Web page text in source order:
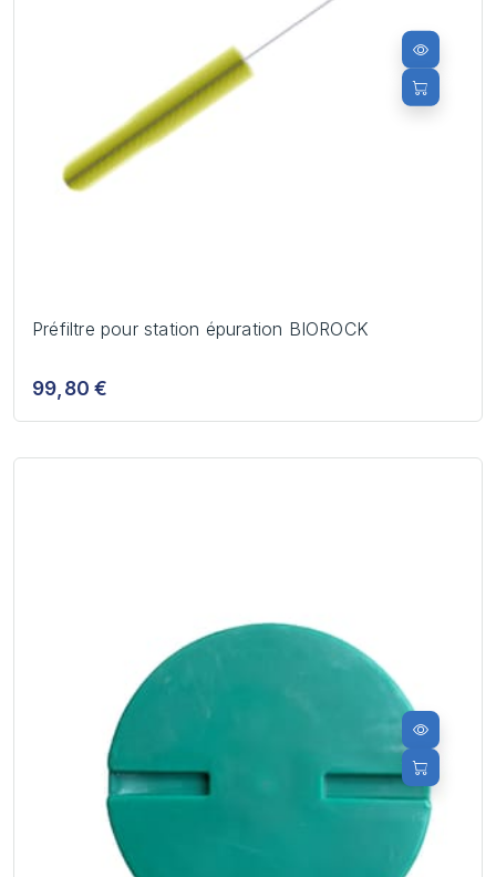
Préfiltre pour station épuration BIOROCK
99,80 €